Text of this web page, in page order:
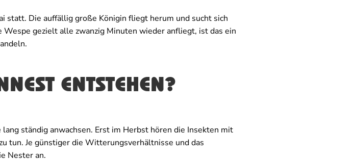
statt. Die auffällig große Königin fliegt herum und sucht sich
gezielt alle zwanzig Minuten wieder anfliegt, ist das ein
ENTSTEHEN?
ständig anwachsen. Erst im Herbst hören die Insekten mit
tun. Je günstiger die Witterungsverhältnisse und das
Nester an.